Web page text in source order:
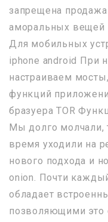
запрещена
аморальных вещей
Для мобильных
iphone android При
настраиваем
функций
бразуера TOR
Мы долго молчали,
время уходили на
нового подхода и
onion. Почти
обладает
позволяющими это